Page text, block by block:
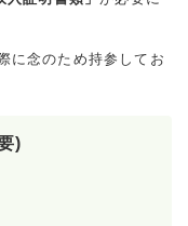
に念のため持参してお
)